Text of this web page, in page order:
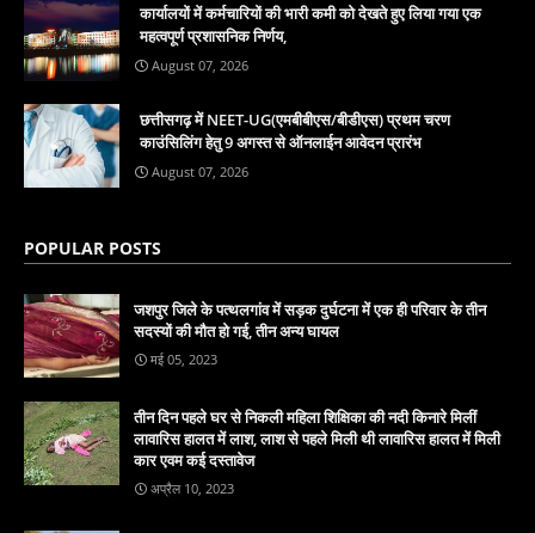
कार्यालयों में कर्मचारियों की भारी कमी को देखते हुए लिया गया एक
महत्वपूर्ण प्रशासनिक निर्णय,
August 07, 2026
छत्तीसगढ़ में NEET-UG(एमबीबीएस/बीडीएस) प्रथम चरण
काउंसिलिंग हेतु 9 अगस्त से ऑनलाईन आवेदन प्रारंभ
August 07, 2026
POPULAR POSTS
जशपुर जिले के पत्थलगांव में सड़क दुर्घटना में एक ही परिवार के तीन
सदस्यों की मौत हो गई, तीन अन्य घायल
मई 05, 2023
तीन दिन पहले घर से निकली महिला शिक्षिका की नदी किनारे मिलीं
लावारिस हालत में लाश, लाश से पहले मिली थी लावारिस हालत में मिली
कार एवम कई दस्तावेज
अप्रैल 10, 2023